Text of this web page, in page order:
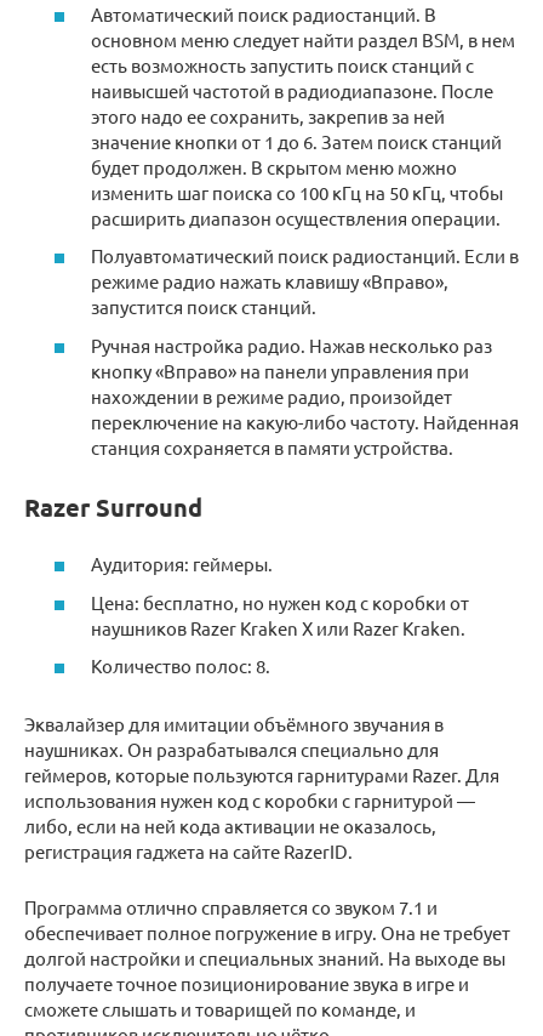
Автоматический поиск радиостанций. В
основном меню следует найти раздел BSM, в нем
есть возможность запустить поиск станций с
наивысшей частотой в радиодиапазоне. После
этого надо ее сохранить, закрепив за ней
значение кнопки от 1 до 6. Затем поиск станций
будет продолжен. В скрытом меню можно
изменить шаг поиска со 100 кГц на 50 кГц, чтобы
расширить диапазон осуществления операции.
Полуавтоматический поиск радиостанций. Если в
режиме радио нажать клавишу «Вправо»,
запустится поиск станций.
Ручная настройка радио. Нажав несколько раз
кнопку «Вправо» на панели управления при
нахождении в режиме радио, произойдет
переключение на какую-либо частоту. Найденная
станция сохраняется в памяти устройства.
Razer Surround
Аудитория: геймеры.
Цена: бесплатно, но нужен код с коробки от
наушников Razer Kraken X или Razer Kraken.
Количество полос: 8.
Эквалайзер для имитации объёмного звучания в
наушниках. Он разрабатывался специально для
геймеров, которые пользуются гарнитурами Razer. Для
использования нужен код с коробки с гарнитурой —
либо, если на ней кода активации не оказалось,
регистрация гаджета на сайте RazerID.
Программа отлично справляется со звуком 7.1 и
обеспечивает полное погружение в игру. Она не требует
долгой настройки и специальных знаний. На выходе вы
получаете точное позиционирование звука в игре и
сможете слышать и товарищей по команде, и